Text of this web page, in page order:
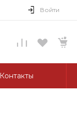
Войти
Контакты